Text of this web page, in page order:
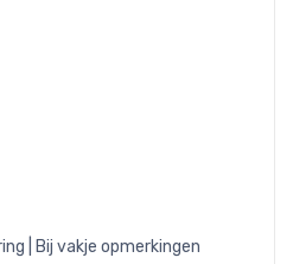
| Bij vakje opmerkingen